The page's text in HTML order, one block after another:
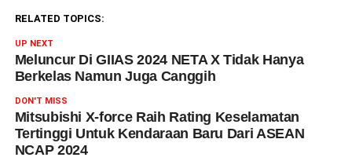
RELATED TOPICS:
UP NEXT
Meluncur Di GIIAS 2024 NETA X Tidak Hanya
Berkelas Namun Juga Canggih
DON'T MISS
Mitsubishi X-force Raih Rating Keselamatan
Tertinggi Untuk Kendaraan Baru Dari ASEAN
NCAP 2024